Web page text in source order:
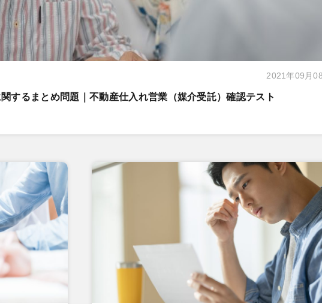
2021年09月
するまとめ問題｜不動産仕入れ営業（媒介受託）確認テスト